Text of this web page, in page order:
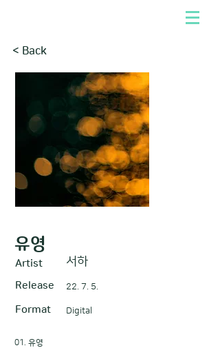
< Back
유영
Artist 서하
Release 22. 7. 5.
Format Digital
01. 유영